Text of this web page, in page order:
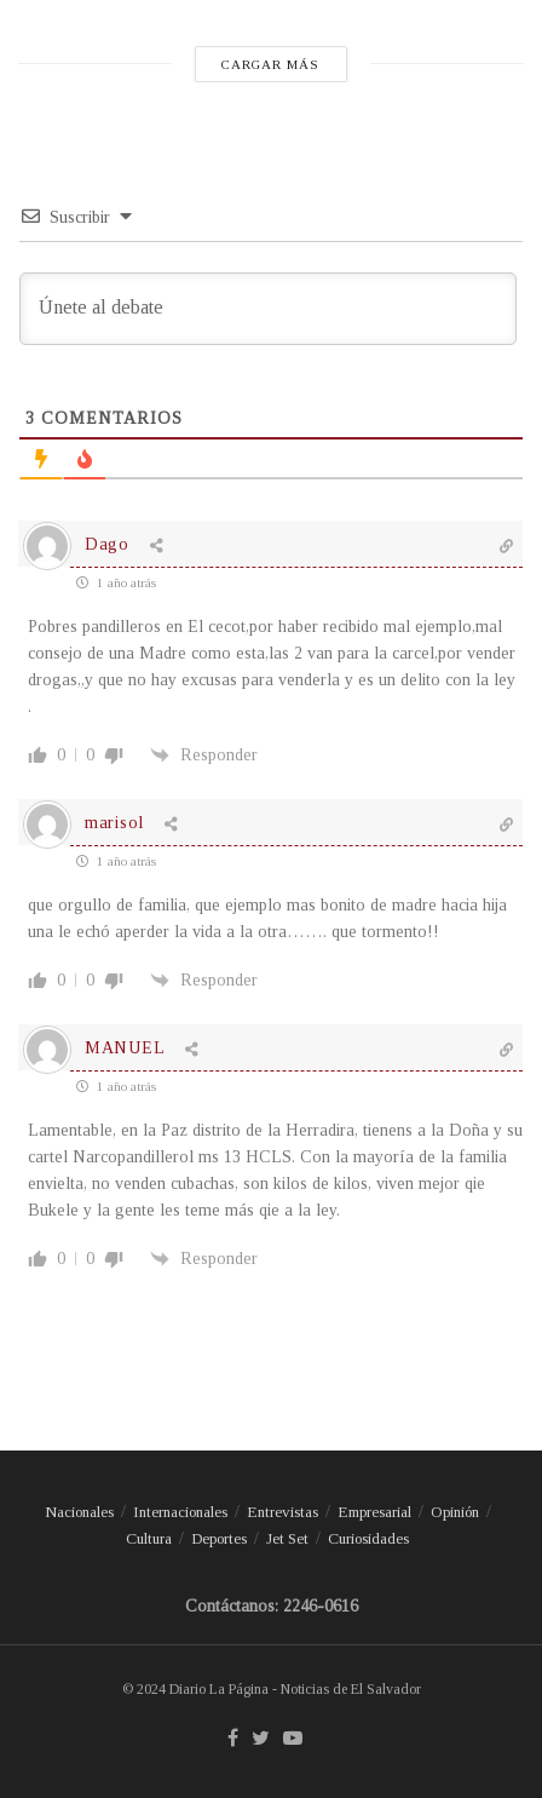
CARGAR MÁS
Suscribir
3 COMENTARIOS
Dago
1 año atrás
Pobres pandilleros en El cecot,por haber recibido mal ejemplo,mal
consejo de una Madre como esta,las 2 van para la carcel,por vender
drogas,,y que no hay excusas para venderla y es un delito con la ley
.
0 0 Responder
marisol
1 año atrás
que orgullo de familia, que ejemplo mas bonito de madre hacia hija
una le echó aperder la vida a la otra……. que tormento!!
0 0 Responder
MANUEL
1 año atrás
Lamentable, en la Paz distrito de la Herradira, tienens a la Doña y su
cartel Narcopandillerol ms 13 HCLS. Con la mayoría de la familia
envielta, no venden cubachas, son kilos de kilos, viven mejor qie
Bukele y la gente les teme más qie a la ley.
0 0 Responder
Nacionales Internacionales Entrevistas Empresarial
Opinión
Cultura
Deportes Jet Set Curiosidades
Contáctanos: 2246-0616
© 2024 Diario La Página - Noticias de El Salvador